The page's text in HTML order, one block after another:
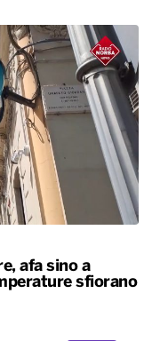
afa sino a
sfiorano